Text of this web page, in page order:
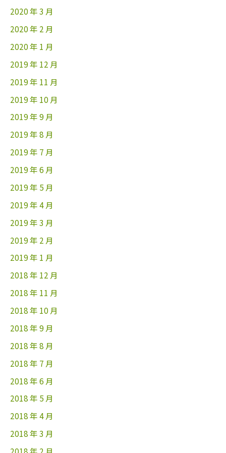
2020 年 3 月
2020 年 2 月
2020 年 1 月
2019 年 12 月
2019 年 11 月
2019 年 10 月
2019 年 9 月
2019 年 8 月
2019 年 7 月
2019 年 6 月
2019 年 5 月
2019 年 4 月
2019 年 3 月
2019 年 2 月
2019 年 1 月
2018 年 12 月
2018 年 11 月
2018 年 10 月
2018 年 9 月
2018 年 8 月
2018 年 7 月
2018 年 6 月
2018 年 5 月
2018 年 4 月
2018 年 3 月